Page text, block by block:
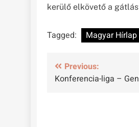
kerülő elkövető a
Tagged: Magyar Hírlap
Bejegyzés
navigáció
Previous:
Konferencia-liga –